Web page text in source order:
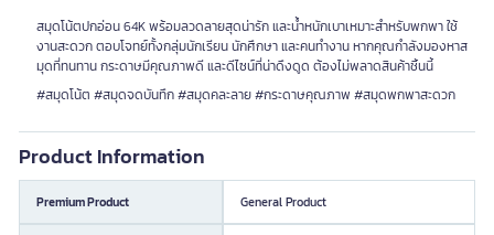
สมุดโน้ตปกอ่อน 64K พร้อมลวดลายสุดน่ารัก และน้ำหนักเบาเหมาะสำหรับพกพา ใช้
งานสะดวก ตอบโจทย์ทั้งกลุ่มนักเรียน นักศึกษา และคนทำงาน หากคุณกำลังมองหาส
มุดที่ทนทาน กระดาษมีคุณภาพดี และดีไซน์ที่น่าดึงดูด ต้องไม่พลาดสินค้าชิ้นนี้
#สมุดโน้ต #สมุดจดบันทึก #สมุดคละลาย #กระดาษคุณภาพ #สมุดพกพาสะดวก
Product Information
Premium Product General Product